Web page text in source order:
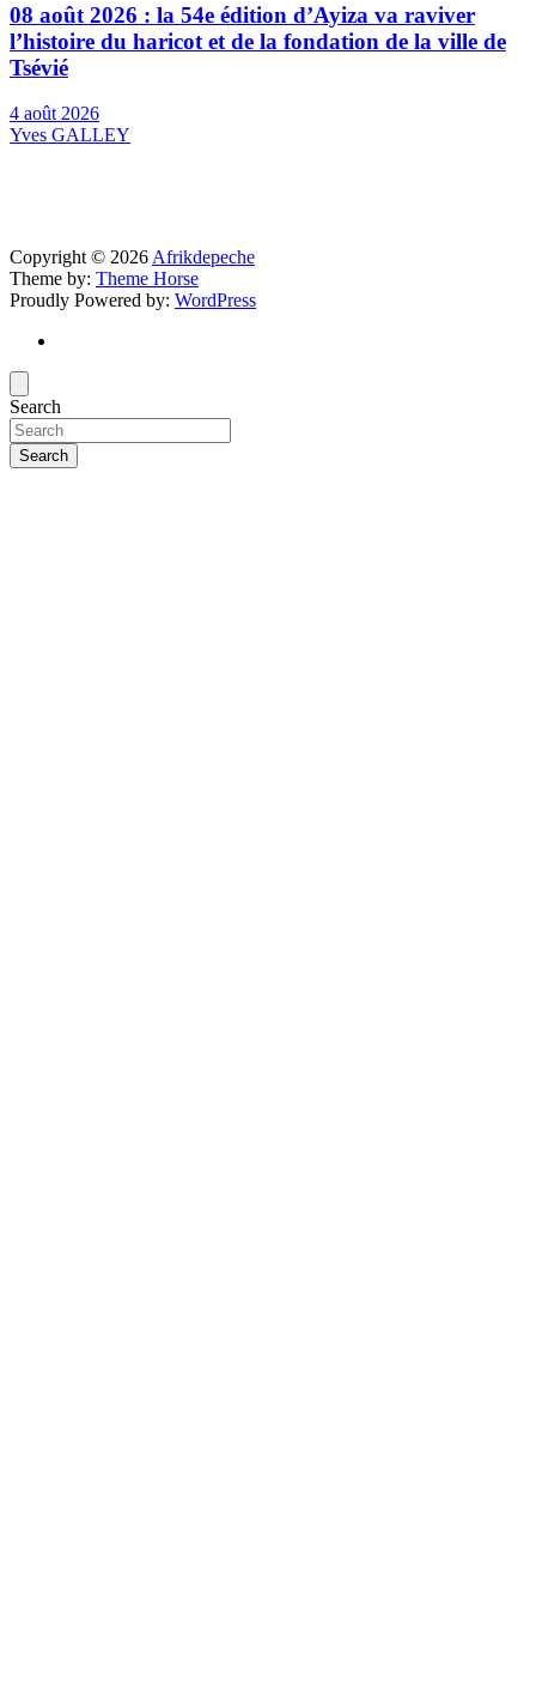
08 août 2026 : la 54e édition d’Ayiza va raviver
l’histoire du haricot et de la fondation de la ville de
Tsévié
4 août 2026
Yves GALLEY
Copyright © 2026 Afrikdepeche
Theme by: Theme Horse
Proudly Powered by: WordPress
Search
Search